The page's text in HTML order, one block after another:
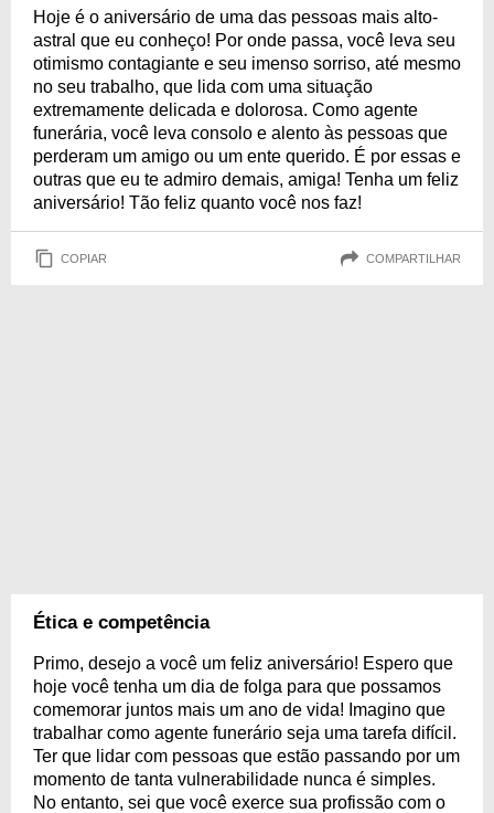
Hoje é o aniversário de uma das pessoas mais alto-
astral que eu conheço! Por onde passa, você leva seu
otimismo contagiante e seu imenso sorriso, até mesmo
no seu trabalho, que lida com uma situação
extremamente delicada e dolorosa. Como agente
funerária, você leva consolo e alento às pessoas que
perderam um amigo ou um ente querido. É por essas e
outras que eu te admiro demais, amiga! Tenha um feliz
aniversário! Tão feliz quanto você nos faz!
COPIAR COMPARTILHAR
Ética e competência
Primo, desejo a você um feliz aniversário! Espero que
hoje você tenha um dia de folga para que possamos
comemorar juntos mais um ano de vida! Imagino que
trabalhar como agente funerário seja uma tarefa difícil.
Ter que lidar com pessoas que estão passando por um
momento de tanta vulnerabilidade nunca é simples.
No entanto, sei que você exerce sua profissão com o